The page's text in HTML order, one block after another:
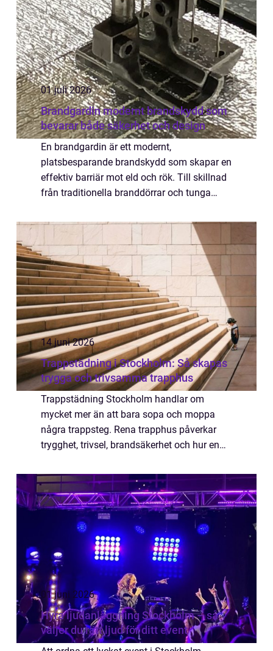
01 juli 2026
Brandgardin modernt brandskydd som
bevarar både säkerhet och design
En brandgardin är ett modernt,
platsbesparande brandskydd som skapar en
effektiv barriär mot eld och rök. Till skillnad
från traditionella branddörrar och tunga
inte används, och fälls automatiskt ned vid
14 juni 2026
Trappstädning i Stockholm: Så skapas
trygga och trivsamma trapphus
Trappstädning Stockholm handlar om
mycket mer än att bara sopa och moppa
några trappsteg. Rena trapphus påverkar
trygghet, trivsel, brandsäkerhet och hur en
besökare. Fö...
01 juni 2026
Hyra ljudanläggning Stockholm – så
väljer du rätt ljud för ditt event